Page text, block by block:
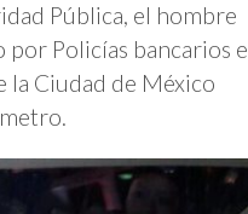
Pública, el hombre
Policías bancarios e
la Ciudad de México